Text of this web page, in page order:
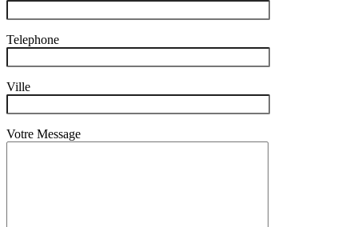
Telephone
Ville
Votre Message